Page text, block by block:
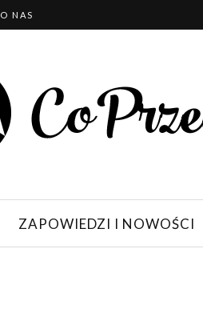
O NAS
ZAPOWIEDZI I NOWOŚCI